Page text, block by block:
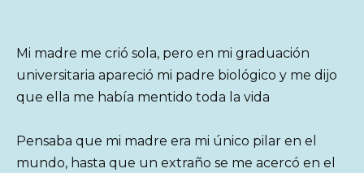
Mi madre me crió sola, pero en mi graduación
universitaria apareció mi padre biológico y me dijo
que ella me había mentido toda la vida
Pensaba que mi madre era mi único pilar en el
mundo, hasta que un extraño se me acercó en el